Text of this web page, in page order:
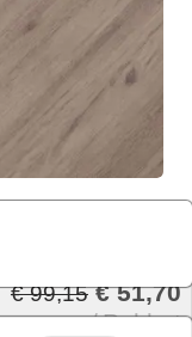
€99,15 €51,70
Pakket